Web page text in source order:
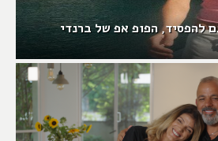
להפסיד, הפופ אפ של ברנדי